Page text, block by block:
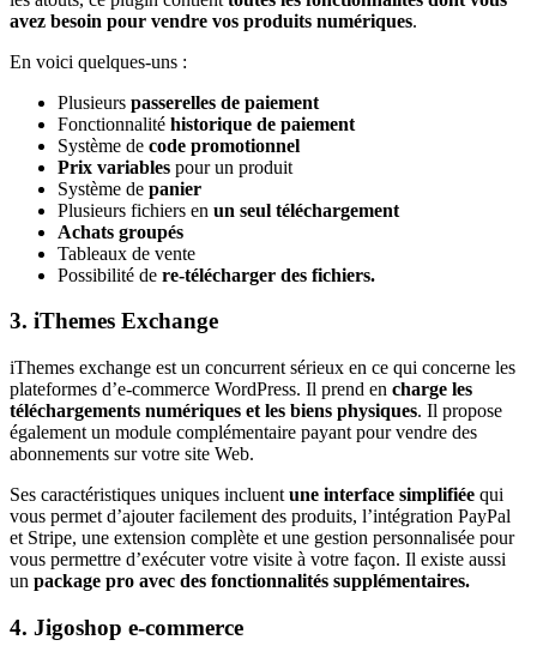
avez besoin pour vendre vos produits numériques.
En voici quelques-uns :
Plusieurs passerelles de paiement
Fonctionnalité historique de paiement
Système de code promotionnel
Prix variables pour un produit
Système de panier
Plusieurs fichiers en un seul téléchargement
Achats groupés
Tableaux de vente
Possibilité de re-télécharger des fichiers.
3. iThemes Exchange
iThemes exchange est un concurrent sérieux en ce qui concerne les
plateformes d’e-commerce WordPress. Il prend en charge les
téléchargements numériques et les biens physiques. Il propose
également un module complémentaire payant pour vendre des
abonnements sur votre site Web.
Ses caractéristiques uniques incluent une interface simplifiée qui
vous permet d’ajouter facilement des produits, l’intégration PayPal
et Stripe, une extension complète et une gestion personnalisée pour
vous permettre d’exécuter votre visite à votre façon. Il existe aussi
un package pro avec des fonctionnalités supplémentaires.
4. Jigoshop e-commerce